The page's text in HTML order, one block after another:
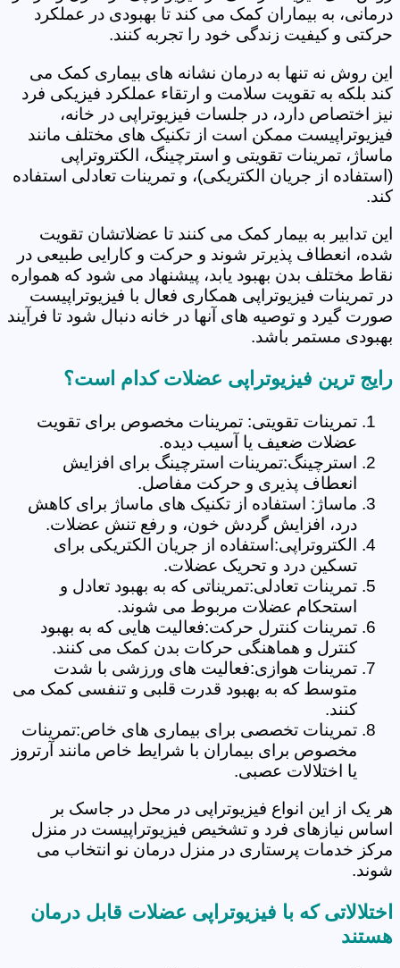
درمانی، به بیماران کمک می کند تا بهبودی در عملکرد
حرکتی و کیفیت زندگی خود را تجربه کنند.
این روش نه تنها به درمان نشانه های بیماری کمک می
کند بلکه به تقویت سلامت و ارتقاء عملکرد فیزیکی فرد
نیز اختصاص دارد، در جلسات فیزیوتراپی در خانه،
فیزیوتراپیست ممکن است از تکنیک های مختلف مانند
ماساژ، تمرینات تقویتی و استرچینگ، الکتروتراپی
(استفاده از جریان الکتریکی)، و تمرینات تعادلی استفاده
کند.
این تدابیر به بیمار کمک می کنند تا عضلاتشان تقویت
شده، انعطاف پذیرتر شوند و حرکت و کارایی طبیعی در
نقاط مختلف بدن بهبود یابد، پیشنهاد می شود که همواره
در تمرینات فیزیوتراپی همکاری فعال با فیزیوتراپیست
صورت گیرد و توصیه های آنها در خانه دنبال شود تا فرآیند
بهبودی مستمر باشد.
رایج ترین فیزیوتراپی عضلات کدام است؟
تمرینات تقویتی: تمرینات مخصوص برای تقویت
عضلات ضعیف یا آسیب دیده.
استرچینگ:تمرینات استرچینگ برای افزایش
انعطاف پذیری و حرکت مفاصل.
ماساژ: استفاده از تکنیک های ماساژ برای کاهش
درد، افزایش گردش خون، و رفع تنش عضلات.
الکتروتراپی:استفاده از جریان الکتریکی برای
تسکین درد و تحریک عضلات.
تمرینات تعادلی:تمریناتی که به بهبود تعادل و
استحکام عضلات مربوط می شوند.
تمرینات کنترل حرکت:فعالیت هایی که به بهبود
کنترل و هماهنگی حرکات بدن کمک می کنند.
تمرینات هوازی:فعالیت های ورزشی با شدت
متوسط که به بهبود قدرت قلبی و تنفسی کمک می
کنند.
تمرینات تخصصی برای بیماری های خاص:تمرینات
مخصوص برای بیماران با شرایط خاص مانند آرتروز
یا اختلالات عصبی.
هر یک از این انواع فیزیوتراپی در محل در جاسک بر
اساس نیازهای فرد و تشخیص فیزیوتراپیست در منزل
مرکز خدمات پرستاری در منزل درمان نو انتخاب می
شوند.
اختلالاتی که با فیزیوتراپی عضلات قابل درمان
هستند